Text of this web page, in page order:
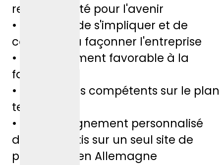
responsabilité pour l'avenir
• Possibilité de s'impliquer et de
contribuer à façonner l'entreprise
• Environnement favorable à la
famille
• Formateurs compétents sur le plan
technique
• Accompagnement personnalisé
des apprentis sur un seul site de
production en Allemagne